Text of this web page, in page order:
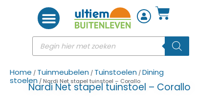
Home / Tuinmeubelen / Tuinstoelen /Dining
stoelen / Nardi Net stapel tuinstoel – Corallo
Nardi Net stapel tuinstoel – Corallo